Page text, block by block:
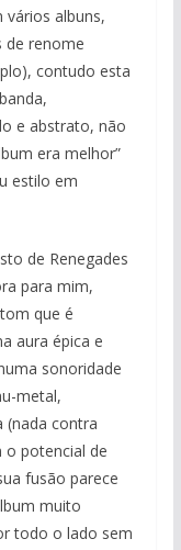
vários albuns,
de renome
contudo esta
e abstrato, não
era melhor”
estilo em
de Renegades
para mim,
que é
aura épica e
sonoridade
metal,
(nada contra
o potencial de
fusão parece
muito
todo o lado sem